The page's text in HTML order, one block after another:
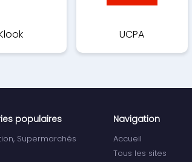
UCPA
populaires
Supermarchés
Navigation
Accueil
Tous les sites